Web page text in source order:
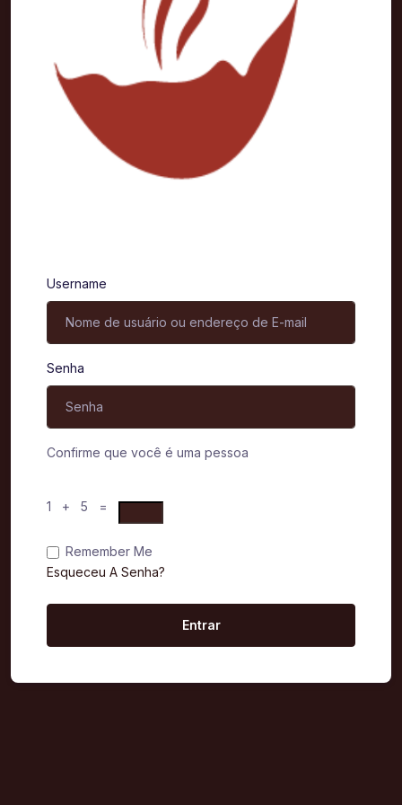
Username
Senha
Confirme que você é uma pessoa
1 + 5 =
Remember Me
Esqueceu A Senha?
Entrar